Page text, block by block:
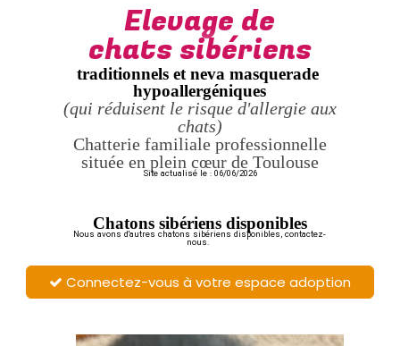
Elevage de
chats sibériens
traditionnels et neva masquerade
hypoallergéniques
(qui réduisent le risque d'allergie aux
chats)
Chatterie familiale professionnelle
située en plein cœur de Toulouse
Site actualisé le : 06/06/2026
Chatons sibériens disponibles
Nous avons d'autres chatons sibériens disponibles, contactez-
nous.
 Connectez-vous à votre espace adoption